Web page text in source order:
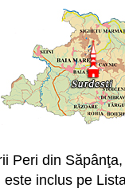
Peri din
inclus pe